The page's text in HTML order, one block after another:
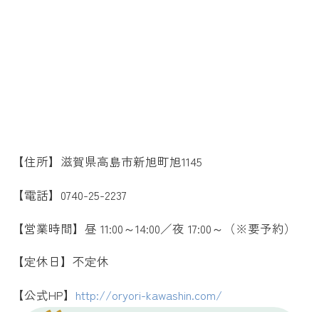
【住所】滋賀県高島市新旭町旭1145
【電話】0740-25-2237
【営業時間】昼 11:00～14:00／夜 17:00～（※要予約）
【定休日】不定休
【公式HP】 http://oryori-kawashin.com/